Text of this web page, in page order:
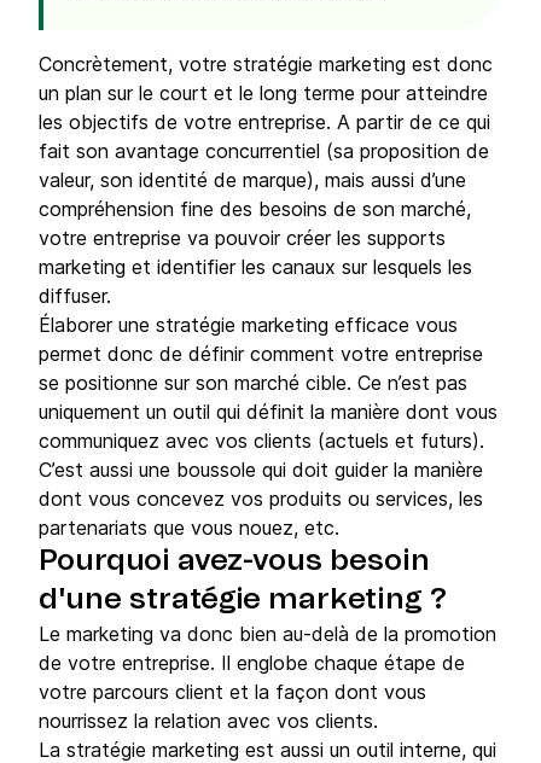
Concrètement, votre stratégie marketing est donc
un plan sur le court et le long terme pour atteindre
les objectifs de votre entreprise. A partir de ce qui
fait son avantage concurrentiel (sa proposition de
valeur, son identité de marque), mais aussi d’une
compréhension fine des besoins de son marché,
votre entreprise va pouvoir créer les supports
marketing et identifier les canaux sur lesquels les
diffuser.
Élaborer une stratégie marketing efficace vous
permet donc de définir comment votre entreprise
se positionne sur son marché cible. Ce n’est pas
uniquement un outil qui définit la manière dont vous
communiquez avec vos clients (actuels et futurs).
C’est aussi une boussole qui doit guider la manière
dont vous concevez vos produits ou services, les
partenariats que vous nouez, etc.
Pourquoi avez-vous besoin
d'une stratégie marketing ?
Le marketing va donc bien au-delà de la promotion
de votre entreprise. Il englobe chaque étape de
votre parcours client et la façon dont vous
nourrissez la relation avec vos clients.
La stratégie marketing est aussi un outil interne, qui